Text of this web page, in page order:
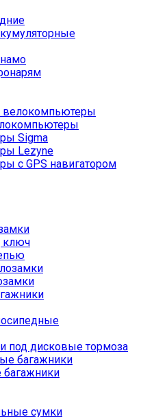
велокомпьютеры
Sigma
Lezyne
с GPS навигатором
ключ
под дисковые тормоза
багажники
сумки